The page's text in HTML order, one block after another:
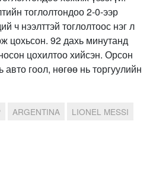
тоглолтондоо 2-0-ээр
ч нээлттэй тоглолтоос нэг л
цохьсон. 92 дахь минутанд
цохилтоо хийсэн. Орсон
авто гоол, нөгөө нь торгуулийн
ARGENTINA
LIONEL MESSI